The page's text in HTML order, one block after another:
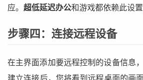
应。 超低延迟办公和游戏都依赖此设置
步骤四：连接远程设备
在主界面添加要远程控制的设备信息
建立连接后，您将看到远程桌面的画面